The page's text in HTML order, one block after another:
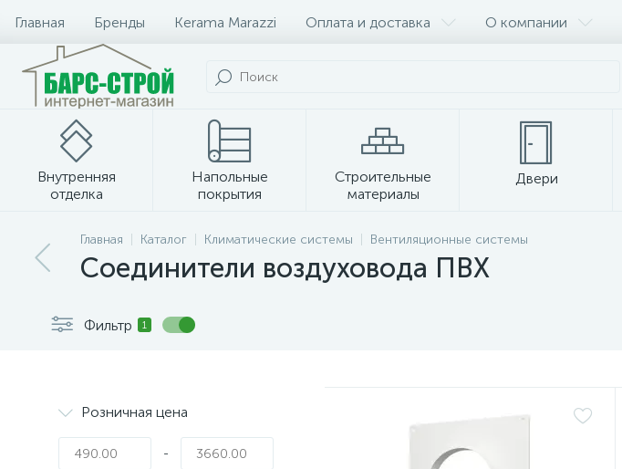
Главная Бренды Kerama Marazzi Оплата и доставка О компании
Внутренняя
отделка
Напольные
покрытия
Строительные
материалы
Двери
Плитка и керамогранит
Главная Каталог Климатические системы Вентиляционные системы
Соединители воздуховода ПВХ
Фильтр 1
Розничная цена
-